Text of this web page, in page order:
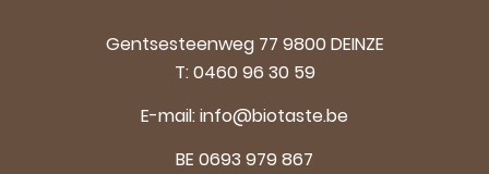
Gentsesteenweg 77 9800 DEINZE
T:0460 96 30 59
E-mail:info@biotaste.be
BE 0693 979 867